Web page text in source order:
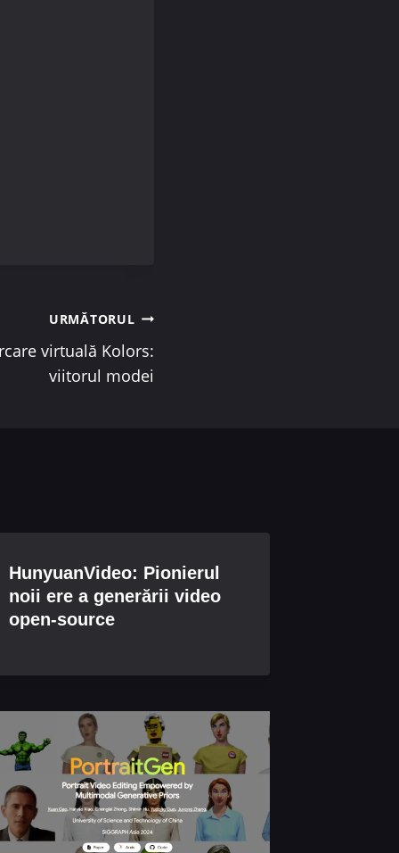
URMĂTORUL
virtuală Kolors:
viitorul modei
HunyuanVideo: Pionierul
noii ere a generării video
open-source